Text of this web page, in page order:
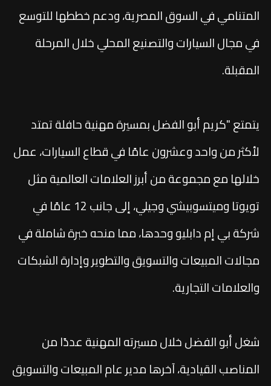
المتنامي في السوق المصرية، ودعم خططها للتوسع
في مجال السيارات والتصنيع المحلي خلال المرحلة
المقبلة.
يتمتع "كريم أبو الفضل بمسيرة مهنية حافلة تمتد
لأكثر من واحد وعشرون عامًا في قطاع السيارات، عمل
خلالها مع مجموعة من أبرز العلامات العالمية مثل
تويوتا وميتسوبيشي وجيلي، إلى جانب 12 عامًا في
شركة بي إم دابليو وحدها، مما منحه خبرة شاملة في
مجالات المبيعات والتسويق والتطوير وإدارة الشبكات
والعلامات التجارية.
شغل أبو الفضل خلال مسيرته المهنية عددًا من
المناصب القيادية، آخرها مدير عام المبيعات والتسويق